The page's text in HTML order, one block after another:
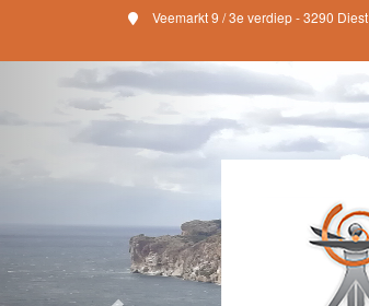
Veemarkt 9 / 3e verdiep - 3290 Diest
Previous